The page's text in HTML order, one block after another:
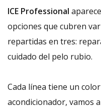
ICE Professional
opciones que cubren
repartidas en tres:
cuidado del pelo rubio.
Cada línea tiene un
acondicionador, vamos